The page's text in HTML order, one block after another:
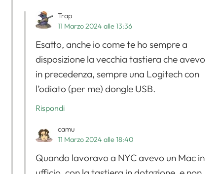
Trap
11 Marzo 2024 alle 13:36
Esatto, anche io come te ho sempre a
disposizione la vecchia tastiera che avevo
in precedenza, sempre una Logitech con
l’odiato (per me) dongle USB.
Rispondi
camu
11 Marzo 2024 alle 18:40
Quando lavoravo a NYC avevo un Mac in